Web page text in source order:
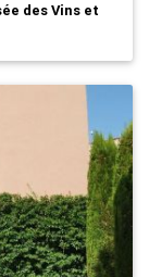
des Vins et